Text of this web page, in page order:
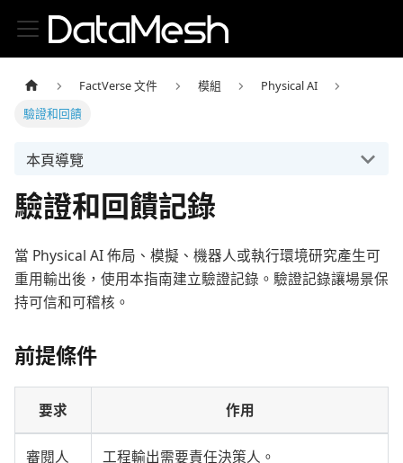
FactVerse 文件 模組
Physical AI
驗證和回饋
本頁導覽
驗證和回饋記錄
當 Physical AI 佈局、模擬、機器人或執行環境研究產生可
重用輸出後，使用本指南建立驗證記錄。驗證記錄讓場景保
持可信和可稽核。
前提條件
要求 作用
審閱人 工程輸出需要責任決策人。